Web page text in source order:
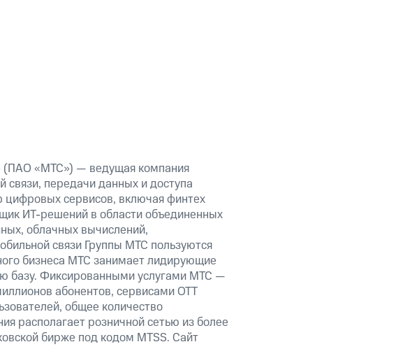
(ПАО «МТС») — ведущая компания
связи, передачи данных и доступа
цифровых сервисов, включая финтех
ИТ-решений в области объединенных
облачных вычислений,
связи Группы МТС пользуются
бизнеса МТС занимает лидирующие
базу. Фиксированными услугами МТС —
абонентов, сервисами OTT
общее количество
располагает розничной сетью из более
бирже под кодом MTSS. Сайт